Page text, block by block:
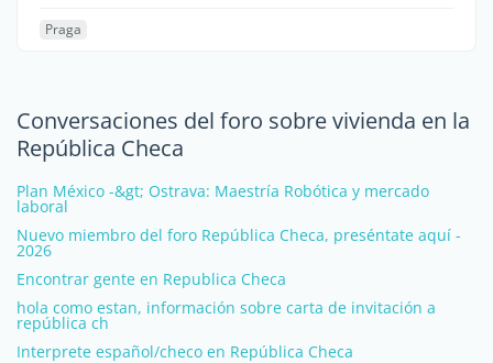
Praga
Conversaciones del foro sobre vivienda en la
República Checa
Plan México -&gt; Ostrava: Maestría Robótica y mercado
laboral
Nuevo miembro del foro República Checa, preséntate aquí -
2026
Encontrar gente en Republica Checa
hola como estan, información sobre carta de invitación a
república ch
Interprete español/checo en República Checa